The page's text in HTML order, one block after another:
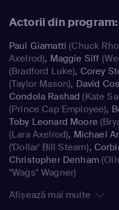
Actorii din program:
Paul Giamatti (Chuck
Axelrod), Maggie Siff
(Bradford Luke), Corey
(Taylor Mason), David
Condola Rashad (Kate
(Prince Cap Employee),
Toby Leonard Moore
(Lara Axelrod), Michael
('Dollar' Bill Stearn),
Christopher Denham
"Wags" Wagner)
Afișează mai multe